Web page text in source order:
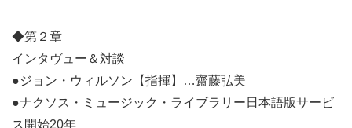
◆第２章
インタヴュー＆対談
●ジョン・ウィルソン【指揮】…齋藤弘美
●ナクソス・ミュージック・ライブラリー日本語版サービ
ス開始20年